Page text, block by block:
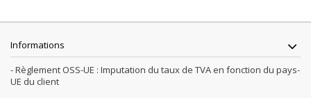
Informations
- Règlement OSS-UE : Imputation du taux de TVA en fonction du pays-
UE du client